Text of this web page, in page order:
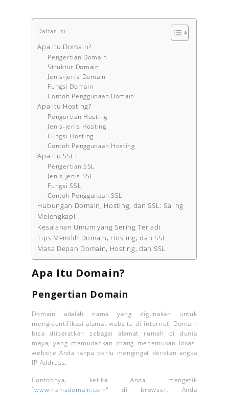
Daftar Isi:
Apa Itu Domain?
Pengertian Domain
Struktur Domain
Jenis-jenis Domain
Fungsi Domain
Contoh Penggunaan Domain
Apa Itu Hosting?
Pengertian Hosting
Jenis-jenis Hosting
Fungsi Hosting
Contoh Penggunaan Hosting
Apa Itu SSL?
Pengertian SSL
Jenis-jenis SSL
Fungsi SSL
Contoh Penggunaan SSL
Hubungan Domain, Hosting, dan SSL: Saling
Melengkapi
Kesalahan Umum yang Sering Terjadi
Tips Memilih Domain, Hosting, dan SSL
Masa Depan Domain, Hosting, dan SSL
Apa Itu Domain?
Pengertian Domain
Domain adalah nama yang digunakan untuk
mengidentifikasi alamat website di internet. Domain
bisa diibaratkan sebagai alamat rumah di dunia
maya, yang memudahkan orang menemukan lokasi
website Anda tanpa perlu mengingat deretan angka
IP Address.
Contohnya, ketika Anda mengetik
“www.namadomain.com” di browser, Anda